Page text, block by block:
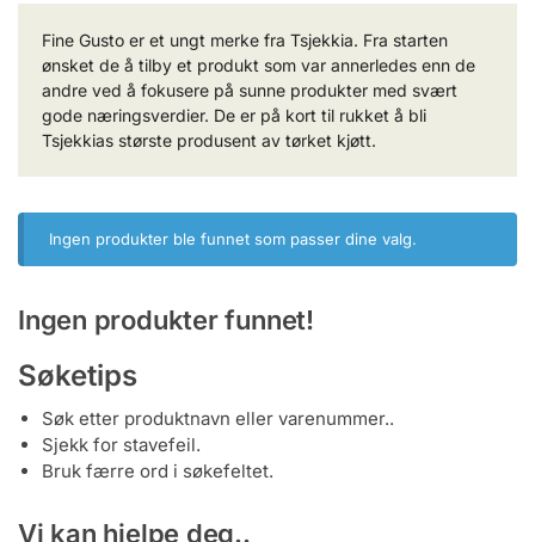
Fine Gusto er et ungt merke fra Tsjekkia. Fra starten
ønsket de å tilby et produkt som var annerledes enn de
andre ved å fokusere på sunne produkter med svært
gode næringsverdier. De er på kort til rukket å bli
Tsjekkias største produsent av tørket kjøtt.
Ingen produkter ble funnet som passer dine valg.
Ingen produkter funnet!
Søketips
Søk etter produktnavn eller varenummer..
Sjekk for stavefeil.
Bruk færre ord i søkefeltet.
Vi kan hjelpe deg..